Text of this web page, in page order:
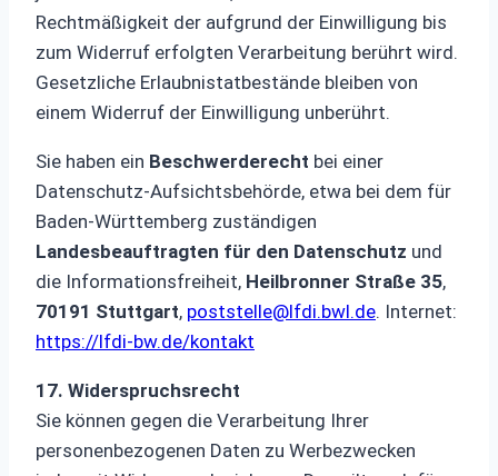
Rechtmäßigkeit der aufgrund der Einwilligung bis
zum Widerruf erfolgten Verarbeitung berührt wird.
Gesetzliche Erlaubnistatbestände bleiben von
einem Widerruf der Einwilligung unberührt.
Sie haben ein Beschwerderecht bei einer
Datenschutz-Aufsichtsbehörde, etwa bei dem für
Baden-Württemberg zuständigen
Landesbeauftragten für den Datenschutz und
die Informationsfreiheit, Heilbronner Straße 35,
70191 Stuttgart, poststelle@lfdi.bwl.de. Internet:
https://lfdi-bw.de/kontakt
17. Widerspruchsrecht
Sie können gegen die Verarbeitung Ihrer
personenbezogenen Daten zu Werbezwecken